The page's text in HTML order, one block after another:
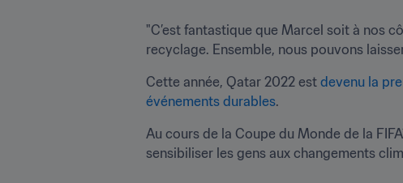
"C’est fantastique que Marcel soit à nos
recyclage. Ensemble, nous pouvons
Cette année, Qatar 2022 est devenu la
événements durables.
Au cours de la Coupe du Monde de la
sensibiliser les gens aux changements